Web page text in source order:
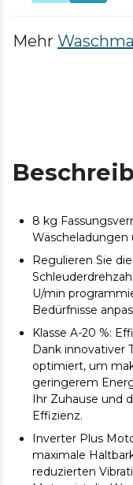
Mehr
8 kg
Wäscheladungen
Regulieren Sie
U/min
Bedürfnisse
Klasse A-20 %:
Dank innovativer
optimiert, um
geringerem
Ihr Zuhause und
Effizienz.
Inverter Plus
maximale
reduzierten